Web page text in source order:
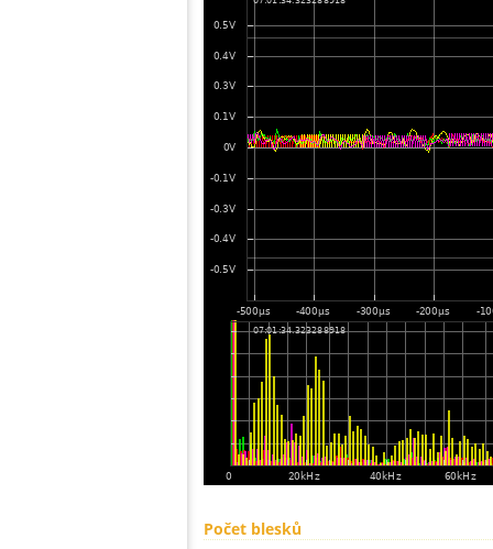
Počet blesků